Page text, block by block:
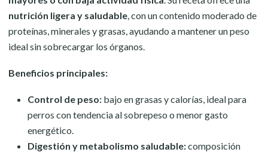
nutrición ligera y saludable, con un contenido moderado de
proteínas, minerales y grasas, ayudando a mantener un peso
ideal sin sobrecargar los órganos.
Beneficios principales:
Control de peso:bajo en grasas y calorías, ideal para
perros con tendencia al sobrepeso o menor gasto
energético.
Digestión y metabolismo saludable:composición